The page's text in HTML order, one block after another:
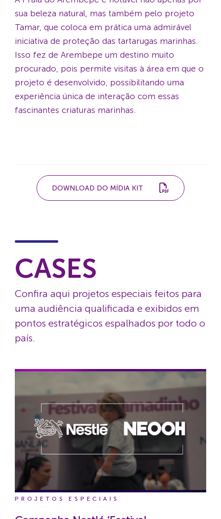
sua beleza natural, mas também pelo projeto
Tamar, que coloca em prática uma admirável
iniciativa de proteção das tartarugas marinhas.
Isso fez de Arembepe um destino muito
procurado, pois permite visitas à área em que o
projeto é desenvolvido, possibilitando uma
experiência única de interação com essas
fascinantes criaturas marinhas.
DOWNLOAD DO MÍDIA KIT
CASES
Confira aqui projetos especiais feitos para
uma audiência qualificada e exibidos em
pontos estratégicos espalhados por todo o
país.
PROJETOS ESPECIAIS